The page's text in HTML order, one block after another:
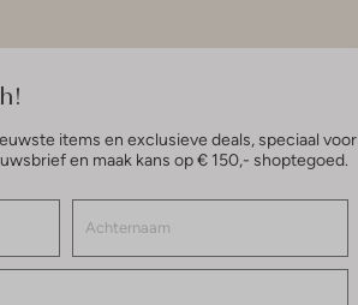
items en exclusieve deals, speciaal voor
en maak kans op € 150,- shoptegoed.